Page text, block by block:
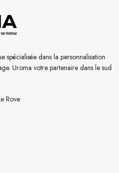
spécialisée dans la personnalisation
Uroma votre partenaire dans le sud
Rove